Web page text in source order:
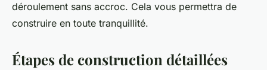
déroulement sans accroc. Cela vous permettra de
construire en toute tranquillité.
Étapes de construction détaillées